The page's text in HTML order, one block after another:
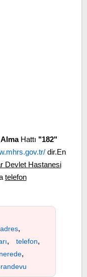
Hattı "182"
dir.En
Devlet Hastanesi
telefon
adres,
, telefon,
nerede,